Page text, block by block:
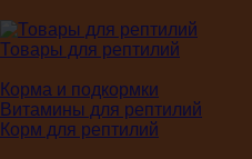
Товары для рептилий
Корма и подкормки
Витамины для рептилий
Корм для рептилий